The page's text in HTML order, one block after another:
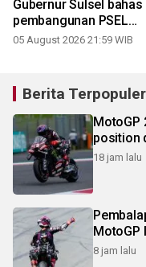
Gubernur Sulsel bahas
pembangunan PSEL
Mamminasata
05 August 2026 21:59 WIB
Berita Terpopuler
MotoGP
18 jam lalu
MotoGP
8 jam lalu